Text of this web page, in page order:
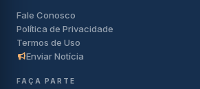
Fale Conosco
Política de Privacidade
Termos de Uso
Enviar Notícia
FAÇA PARTE